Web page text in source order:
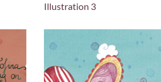
Illustration 3